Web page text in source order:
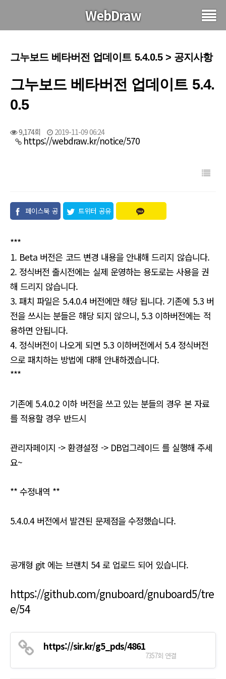
WebDraw
그누보드 베타버전 업데이트 5.4.0.5 > 공지사항
그누보드 베타버전 업데이트 5.4.
0.5
9,174회 2019-11-09 06:24
https://webdraw.kr/notice/570
페이스북 공
트위터 공유
***
1. Beta 버전은 코드 변경 내용을 안내해 드리지 않습니다.
2. 정식버전 출시전에는 실제 운영하는 용도로는 사용을 권
해 드리지 않습니다.
3. 패치 파일은 5.4.0.4 버전에만 해당 됩니다. 기존에 5.3 버
전을 쓰시는 분들은 해당 되지 않으니, 5.3 이하버전에는 적
용하면 안됩니다.
4. 정식버전이 나오게 되면 5.3 이하버전에서 5.4 정식버전
으로 패치하는 방법에 대해 안내하겠습니다.
***
기존에 5.4.0.2 이하 버전을 쓰고 있는 분들의 경우 본 자료
를 적용할 경우 반드시
관리자페이지 -> 환경설정 -> DB업그레이드 를 실행해 주세
요~
** 수정내역 **
5.4.0.4 버전에서 발견된 문제점을 수정했습니다.
공개형 git 에는 브랜치 54 로 업로드 되어 있습니다.
https://github.com/gnuboard/gnuboard5/tre
e/54
https://sir.kr/g5_pds/4861
7357회 연결